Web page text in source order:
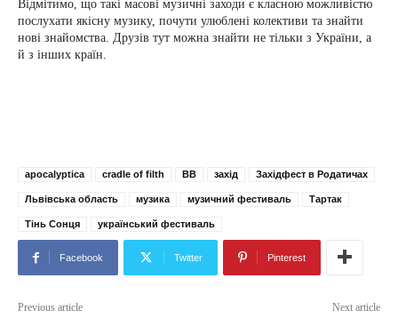
Відмітимо, що такі масові музичні заходи є класною можливістю
послухати якісну музику, почути улюблені колективи та знайти
нові знайомства. Друзів тут можна знайти не тільки з України, а
й з інших країн.
apocalyptica cradle of filth ВВ захід Західфест в Родатичах
Львівська область музика музичний фестиваль Тартак
Тінь Сонця український фестиваль
Facebook Twitter Pinterest
Previous article Next article